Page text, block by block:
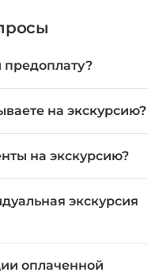
предоплату?
на экскурсию?
на экскурсию?
экскурсия
оплаченной